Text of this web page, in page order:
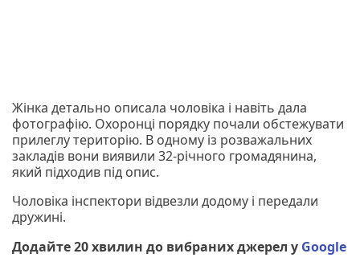
Жінка детально описала чоловіка і навіть дала
фотографію. Охоронці порядку почали обстежувати
прилеглу територію. В одному із розважальних
закладів вони виявили 32-річного громадянина,
який підходив під опис.
Чоловіка інспектори відвезли додому і передали
дружині.
Додайте 20 хвилин до вибраних джерел у Google